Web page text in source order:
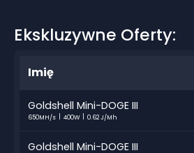
Ekskluzywne Oferty:
Imię
Goldshell Mini-DOGE III
650MH/s 400W 0.62 J/Mh
Goldshell Mini-DOGE III